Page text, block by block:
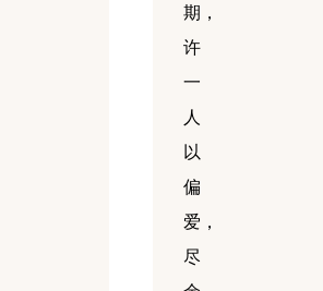
期，
许
一
人
以
偏
爱，
尽